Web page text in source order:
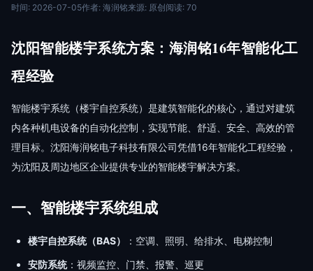
时间: 2026-07-05作者: 海润铭来源: 原创阅读: 70
沈阳智能楼宇系统方案：海润铭16年智能化工
程经验
智能楼宇系统（楼宇自控系统）是建筑智能化的核心，通过对建筑
内各种机电设备的自动化控制，实现节能、舒适、安全、高效的管
理目标。沈阳海润铭电子科技有限公司凭借16年智能化工程经验，
为沈阳及周边地区企业提供专业的智能楼宇解决方案。
一、智能楼宇系统组成
楼宇自控系统（BAS）
：空调、照明、给排水、电梯控制
安防系统：视频监控、门禁、报警、巡更